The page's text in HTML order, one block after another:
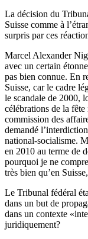
La décision du
Suisse comme à
surpris par ces
Marcel Alexander
avec un certain
pas bien connue. En
Suisse, car le cadre
le scandale de 2000,
célébrations de la
commission des
demandé
national-socialisme.
en 2010 au terme de
pourquoi je ne
très bien qu’en
Le Tribunal fédéral
dans un but de
dans un contexte
juridiquement?